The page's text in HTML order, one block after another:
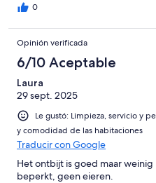
0
Opinión verificada
6/10 Aceptable
Laura
29 sept. 2025
Le gustó: Limpieza, servicio y
y comodidad de las habitaciones
Traducir con Google
Het ontbijt is goed maar
beperkt, geen eieren.